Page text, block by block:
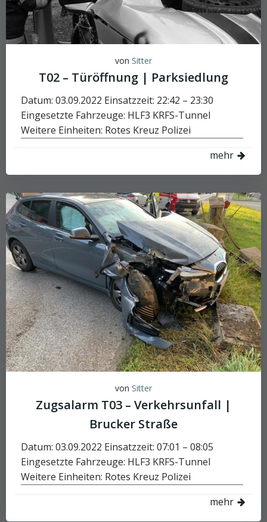
von Sitter
T02 – Türöffnung | Parksiedlung
Datum: 03.09.2022 Einsatzzeit: 22:42 – 23:30
Eingesetzte Fahrzeuge: HLF3 KRFS-Tunnel
Weitere Einheiten: Rotes Kreuz Polizei
mehr
von Sitter
Zugsalarm T03 – Verkehrsunfall |
Brucker Straße
Datum: 03.09.2022 Einsatzzeit: 07:01 – 08:05
Eingesetzte Fahrzeuge: HLF3 KRFS-Tunnel
Weitere Einheiten: Rotes Kreuz Polizei
mehr